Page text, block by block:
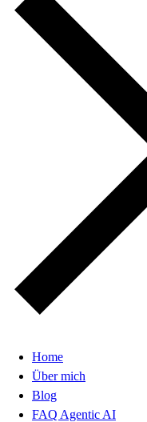
Home
Über mich
Blog
FAQ Agentic AI